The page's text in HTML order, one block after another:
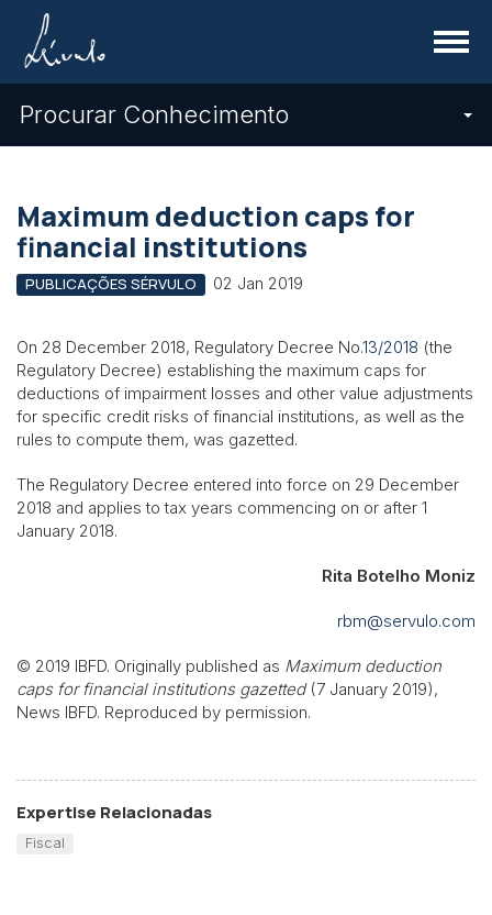
Menu
Procurar Conhecimento
Maximum deduction caps for
financial institutions
PUBLICAÇÕES SÉRVULO 02 Jan 2019
On 28 December 2018, Regulatory Decree No.13/2018 (the
Regulatory Decree) establishing the maximum caps for
deductions of impairment losses and other value adjustments
for specific credit risks of financial institutions, as well as the
rules to compute them, was gazetted.
The Regulatory Decree entered into force on 29 December
2018 and applies to tax years commencing on or after 1
January 2018.
Rita Botelho Moniz
rbm@servulo.com
© 2019 IBFD. Originally published as Maximum deduction
caps for financial institutions gazetted(7 January 2019),
News IBFD. Reproduced by permission.
Expertise Relacionadas
Fiscal